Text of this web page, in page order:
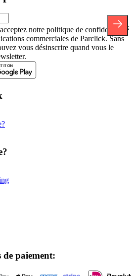
notre politique de confidentialité
commerciales de Parclick. Sans
vous désinscrire quand vous le
de paiement: